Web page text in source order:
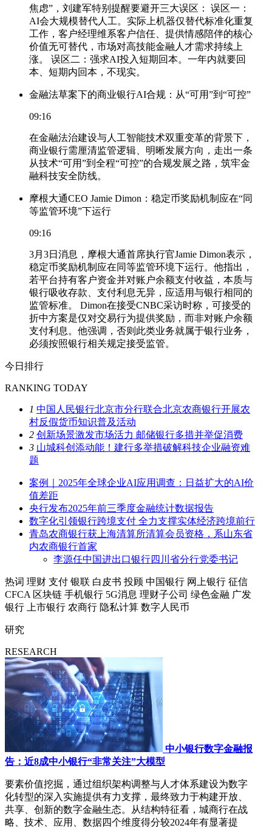
焦虑”，刘建军特别提醒要避开三大误区： 误区一：
AI会大规模替代人工。实际上机器仅替代标准化重复
工作，客户经理维系客户信任、提供情感陪伴的核心
价值无可替代，市场对高技能金融人才需求持续上
涨。 误区二：强求AI投入短期回本。一年内就要回
本、短期内回本，不现实。
金融法草案下的商业银行AI合规：从“可用”到“可控”
09:16
在金融法治建设与人工智能技术双重变革的背景下，
商业银行需厘清监管逻辑、明晰发展方向，走出一条
从技术“可用”到全程“可控”的合规发展之路，筑牢金
融科技安全防线。
摩根大通CEO Jamie Dimon：稳定币奖励机制应在“同
等监管环境”下运行
09:16
3月3日消息，摩根大通首席执行官Jamie Dimon表示，
稳定币奖励机制应在同等监管环境下运行。他指出，
若平台持有客户资金并对账户余额支付收益，本质与
银行吸收存款、支付利息无异，应适用与银行相同的
监管标准。 Dimon在接受CNBC采访时称，可接受的
折中方案是仅对交易行为提供奖励，而非对账户余额
支付利息。他强调，否则此类业务就属于银行业务，
必须按照银行相关规定接受监管。
今日排行
RANKING TODAY
1 中国人民银行北京市分行联合北京农商银行开展农
村反假货币知识普及活动
2 创新场景激发市场活力 邮储银行多措并举促消费
3 山城科创添动能！建行多举措破解科技企业融资难
题
案例｜2025年全球企业AI应用调查：日益扩大的AI价
值差距
央行发布2025年前三季度金融统计数据报告
数字化引领银行跨境支付 全力支撑实体经济跨境前行
青岛农商银行获上海清算所清算会员资格，系山东省
内农商银行首家
李源任中国进出口银行四川省分行党委书记
热词 理财 支付 银联 白皮书 投顾 中国银行 网上银行 征信
CFCA 区块链 手机银行 5G消息 理财子公司 绿色金融 广发
银行
上市银行 农商行 隐私计算 数字人民币
研究
RESEARCH
中小银行数字金融报
告：近8成中小银行“非常关注”大模型
要素价值挖掘，通过组织架构调整与人才体系建设为数字
化转型的深入实施提供有力支撑，最终致力于构建开放、
共享、创新的数字金融生态。从结构特征看，城商行在战
略、技术、应用、数据四个维度得分较2024年有显著提